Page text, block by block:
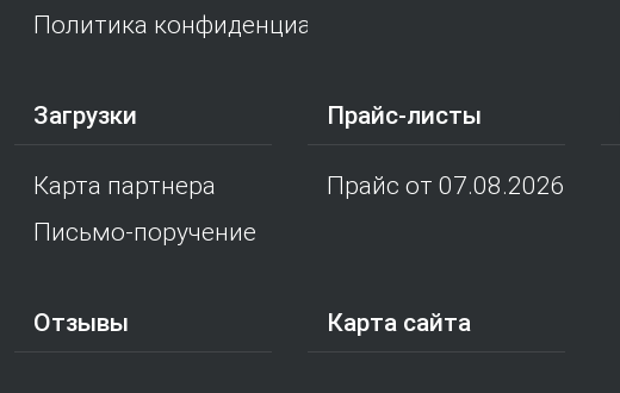
Политика конфиденциальности
Загрузки
Карта партнера
Письмо-поручение
Прайс-листы
Прайс от 07.08.2026
Отзывы Карта сайта